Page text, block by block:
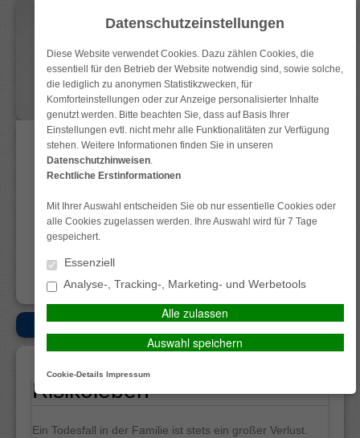
Datenschutz
HOME
GEWERBE-VERSICHERUNGEN
MENÜ
Risikoleben
Ein Todesfall in der Familie ist stets ein großer Verlust.
Datenschutzeinstellungen
Diese Website verwendet Cookies. Dazu zählen Cookies, die
essentiell für den Betrieb der Website notwendig sind, sowie solche,
die lediglich zu anonymen Statistikzwecken, für
Komforteinstellungen oder zur Anzeige personalisierter Inhalte
genutzt werden. Bitte beachten Sie, dass auf Basis Ihrer
Einstellungen evtl. nicht mehr alle Funktionalitäten zur Verfügung
stehen. Weitere Informationen finden Sie in unseren
Datenschutzhinweisen.
Rechtliche Erstinformationen
Mit Ihrer Auswahl entscheiden Sie ob nur essentielle Cookies oder
alle Cookies zugelassen werden. Ihre Auswahl wird für 7 Tage
gespeichert.
Essenziell
Analyse-, Tracking-, Marketing- und Werbetools
Alle zulassen
Auswahl speichern
Cookie-Details Impressum